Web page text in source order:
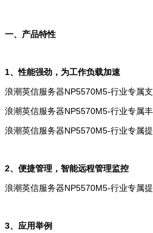
一、产品特性
1、性能强劲，为工作负载加速
浪潮英信服务器NP5570M5-行业专属
浪潮英信服务器NP5570M5-行业专属
浪潮英信服务器NP5570M5-行业专属
2、便捷管理，智能远程管理监控
浪潮英信服务器NP5570M5-行业专属
3、应用举例